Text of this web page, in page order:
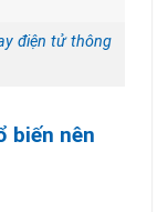
điện tử thông
biến nên